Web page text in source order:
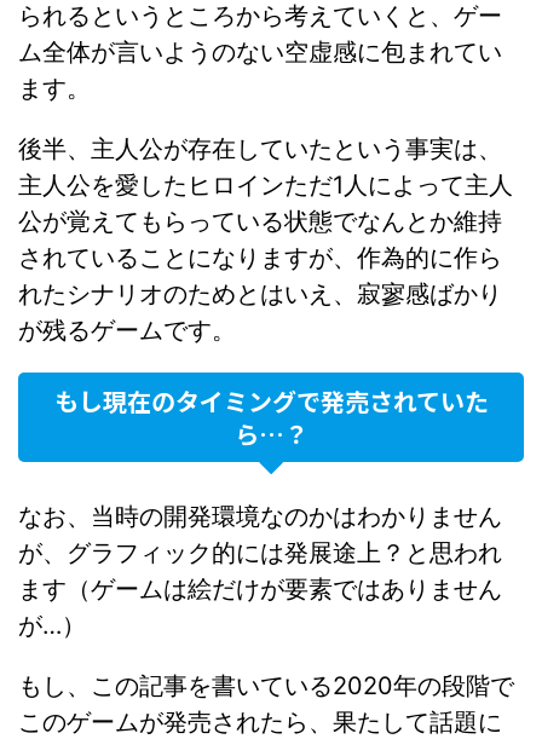
られるというところから考えていくと、ゲー
ム全体が言いようのない空虚感に包まれてい
ます。
後半、主人公が存在していたという事実は、
主人公を愛したヒロインただ1人によって主人
公が覚えてもらっている状態でなんとか維持
されていることになりますが、作為的に作ら
れたシナリオのためとはいえ、寂寥感ばかり
が残るゲームです。
もし現在のタイミングで発売されていた
ら…？
なお、当時の開発環境なのかはわかりません
が、グラフィック的には発展途上？と思われ
ます（ゲームは絵だけが要素ではありません
が…）
もし、この記事を書いている2020年の段階で
このゲームが発売されたら、果たして話題に